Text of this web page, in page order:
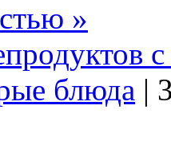
»
блюда |